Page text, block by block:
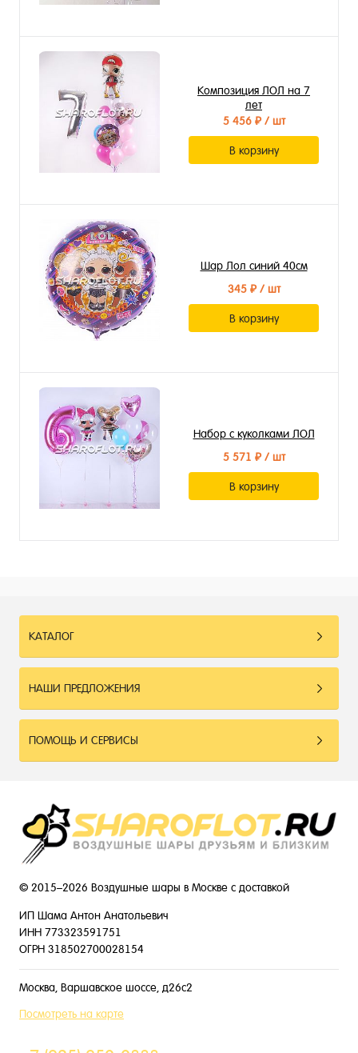
Композиция ЛОЛ на 7
лет
5 456 ₽/ шт
В корзину
Шар Лол синий 40см
345 ₽/ шт
В корзину
Набор с куколками ЛОЛ
5 571 ₽/ шт
В корзину
КАТАЛОГ
НАШИ ПРЕДЛОЖЕНИЯ
ПОМОЩЬ И СЕРВИСЫ
© 2015–2026 Воздушные шары в Москве с доставкой
ИП Шама Антон Анатольевич
ИНН 773323591751
ОГРН 318502700028154
Москва, Варшавское шоссе, д26с2
Посмотреть на карте